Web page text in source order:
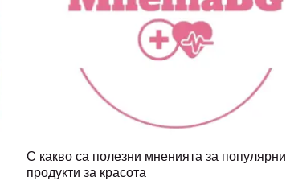
С какво са полезни мненията за популярни
продукти за красота